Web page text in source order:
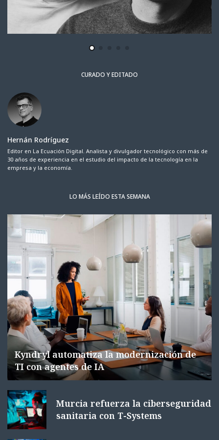
CURADO Y EDITADO
Hernán Rodríguez
Editor en La Ecuación Digital. Analista y divulgador tecnológico con más de
30 años de experiencia en el estudio del impacto de la tecnología en la
empresa y la economía.
LO MÁS LEÍDO ESTA SEMANA
Kyndryl automatiza la modernización de
TI con agentes de IA
Murcia refuerza la ciberseguridad
sanitaria con T-Systems